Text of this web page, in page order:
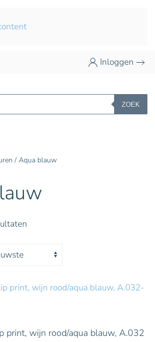
Inloggen
ZOEK
/ Aqua blauw
print, wijn rood/aqua blauw, A.032